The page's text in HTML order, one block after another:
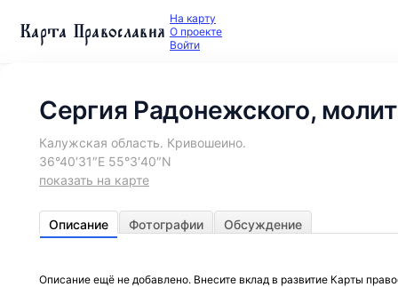
Карта Православия На карту
О проекте
Войти
Сергия Радонежского,
Калужская область. Кривошеино.
36°40′31″E 55°3′40″N
показать на карте
Описание Фотографии Обсуждение
Описание ещё не добавлено. Внесите вклад в развитие Карты